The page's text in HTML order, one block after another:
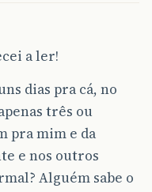
a ler!
dias pra cá, no
três ou
pra mim e da
e nos outros
Alguém sabe o